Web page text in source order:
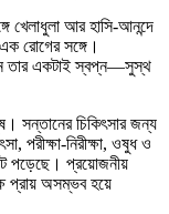
খেলাধুলা আর হাসি-আনন্দে
রোগের সঙ্গে।
তার একটাই স্বপ্ন—সুস্থ
সন্তানের চিকিৎসার জন্য
পরীক্ষা-নিরীক্ষা, ওষুধ ও
পড়েছে। প্রয়োজনীয়
প্রায় অসম্ভব হয়ে